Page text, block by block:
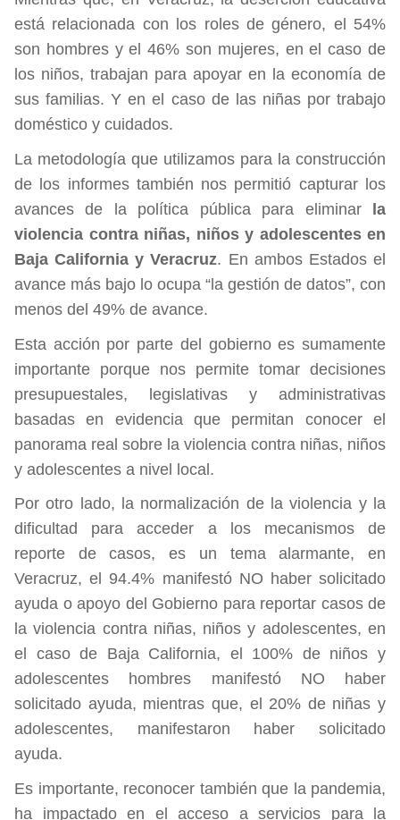
está relacionada con los roles de género, el 54%
son hombres y el 46% son mujeres, en el caso de
los niños, trabajan para apoyar en la economía de
sus familias. Y en el caso de las niñas por trabajo
doméstico y cuidados.
La metodología que utilizamos para la construcción
de los informes también nos permitió capturar los
avances de la política pública para eliminar la
violencia contra niñas, niños y adolescentes en
Baja California y Veracruz. En ambos Estados el
avance más bajo lo ocupa “la gestión de datos”, con
menos del 49% de avance.
Esta acción por parte del gobierno es sumamente
importante porque nos permite tomar decisiones
presupuestales, legislativas y administrativas
basadas en evidencia que permitan conocer el
panorama real sobre la violencia contra niñas, niños
y adolescentes a nivel local.
Por otro lado, la normalización de la violencia y la
dificultad para acceder a los mecanismos de
reporte de casos, es un tema alarmante, en
Veracruz, el 94.4% manifestó NO haber solicitado
ayuda o apoyo del Gobierno para reportar casos de
la violencia contra niñas, niños y adolescentes, en
el caso de Baja California, el 100% de niños y
adolescentes hombres manifestó NO haber
solicitado ayuda, mientras que, el 20% de niñas y
adolescentes, manifestaron haber solicitado
ayuda.
Es importante, reconocer también que la pandemia,
ha impactado en el acceso a servicios para la